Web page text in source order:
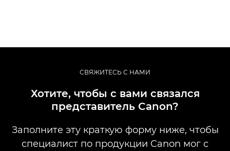
СВЯЖИТЕСЬ С НАМИ
Хотите, чтобы с вами связался
представитель Canon?
Заполните эту краткую форму ниже, чтобы
специалист по продукции Canon мог с